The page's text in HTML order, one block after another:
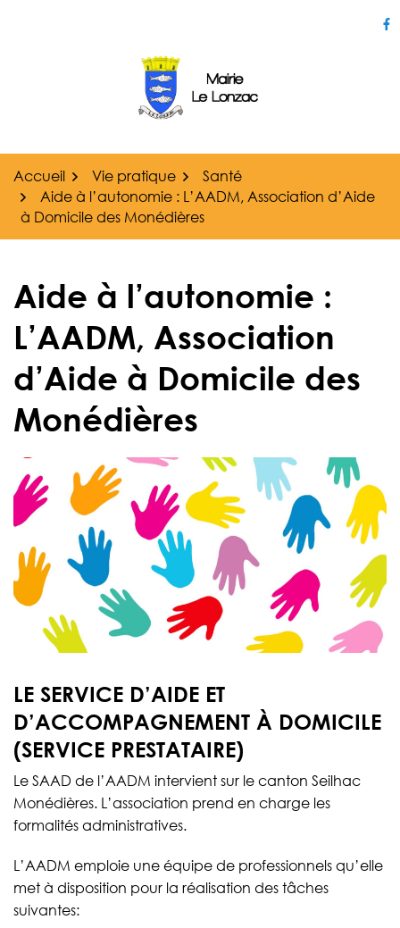
Accueil Vie pratique
Santé
Aide à l’autonomie : L’AADM, Association d’Aide
à Domicile des Monédières
Aide à l’autonomie :
L’AADM, Association
d’Aide à Domicile des
Monédières
LE SERVICE D’AIDE ET
D’ACCOMPAGNEMENT À DOMICILE
(SERVICE PRESTATAIRE)
Le SAAD de l’AADM intervient sur le canton Seilhac
Monédières. L’association prend en charge les
formalités administratives.
L’AADM emploie une équipe de professionnels qu’elle
met à disposition pour la réalisation des tâches
suivantes: